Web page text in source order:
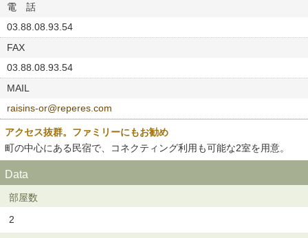
電 話
03.88.08.93.54
FAX
03.88.08.93.54
MAIL
raisins-or@reperes.com
アクセス抜群。ファミリーにもお勧め
町の中心にある民宿で、コネクティング利用も可能な2室を用意。
Data
部屋数
2